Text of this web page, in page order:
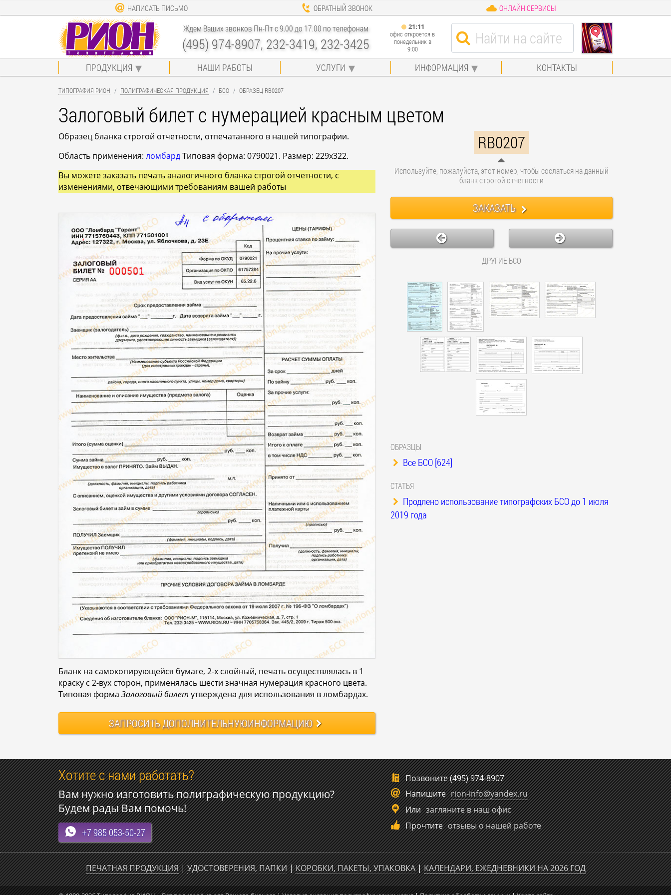
НАПИСАТЬ ПИСЬМО ОБРАТНЫЙ ЗВОНОК ОНЛАЙН СЕРВИСЫ
Ждем Ваших звонков Пн-Пт с 9.00 до 17.00 по телефонам
(495) 974-8907, 232-3419, 232-3425
21:11
офис откроется в
понедельник в
9:00
ПРОДУКЦИЯ НАШИ РАБОТЫ УСЛУГИ ИНФОРМАЦИЯ КОНТАКТЫ
ТИПОГРАФИЯ РИОН ПОЛИГРАФИЧЕСКАЯ ПРОДУКЦИЯ БСО ОБРАЗЕЦ RB0207
Залоговый билет с нумерацией красным цветом
Образец бланка строгой отчетности, отпечатанного в нашей типографии.
Область применения: ломбардТиповая форма: 0790021. Размер: 229x322.
Вы можете заказать печать аналогичного бланка строгой отчетности, с
изменениями, отвечающими требованиям вашей работы
Бланк на самокопирующейся бумаге, 2-х слойный, печать осуществлялась в 1
краску с 2-вух сторон, применялась шести значная нумерация красного цвета.
Типовая форма Залоговый билет утверждена для использования в ломбардах.
ЗАПРОСИТЬДОПОЛНИТЕЛЬНУЮИНФОРМАЦИЮ
RB0207
Используйте, пожалуйста, этот номер, чтобы сослаться на данный
бланк строгой отчетности
ЗАКАЗАТЬ
ДРУГИЕ БСО
ОБРАЗЦЫ
Все БСО [624]
СТАТЬЯ
Продлено использование типографских БСО до 1 июля
2019 года
Хотите с нами работать?
Вам нужно изготовить полиграфическую продукцию?
Будем рады Вам помочь!
+7 985 053-50-27
Позвоните(495) 974-8907
Напишите rion-info@yandex.ru
Или загляните в наш офис
Прочтите отзывы о нашей работе
ПЕЧАТНАЯ ПРОДУКЦИЯ|УДОСТОВЕРЕНИЯ, ПАПКИ|КОРОБКИ, ПАКЕТЫ, УПАКОВКА|КАЛЕНДАРИ, ЕЖЕДНЕВНИКИ НА 2026 ГОД